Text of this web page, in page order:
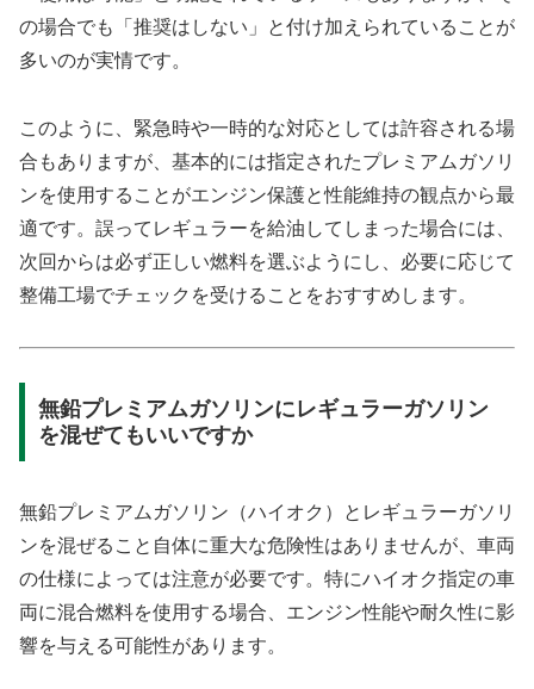
の場合でも「推奨はしない」と付け加えられていることが
多いのが実情です。
このように、緊急時や一時的な対応としては許容される場
合もありますが、基本的には指定されたプレミアムガソリ
ンを使用することがエンジン保護と性能維持の観点から最
適です。誤ってレギュラーを給油してしまった場合には、
次回からは必ず正しい燃料を選ぶようにし、必要に応じて
整備工場でチェックを受けることをおすすめします。
無鉛プレミアムガソリンにレギュラーガソリン
を混ぜてもいいですか
無鉛プレミアムガソリン（ハイオク）とレギュラーガソリ
ンを混ぜること自体に重大な危険性はありませんが、車両
の仕様によっては注意が必要です。特にハイオク指定の車
両に混合燃料を使用する場合、エンジン性能や耐久性に影
響を与える可能性があります。